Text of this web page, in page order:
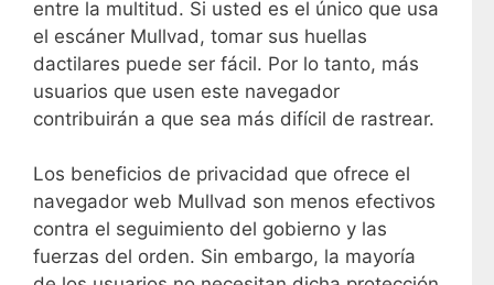
entre la multitud. Si usted es el único que usa
el escáner Mullvad, tomar sus huellas
dactilares puede ser fácil. Por lo tanto, más
usuarios que usen este navegador
contribuirán a que sea más difícil de rastrear.
Los beneficios de privacidad que ofrece el
navegador web Mullvad son menos efectivos
contra el seguimiento del gobierno y las
fuerzas del orden. Sin embargo, la mayoría